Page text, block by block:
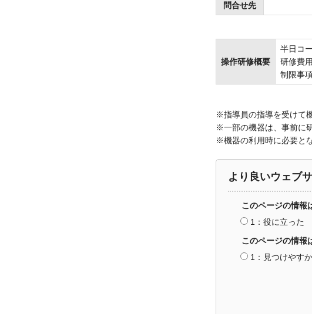
問合せ先
操作研修概要
半日コ
研修費
制限事
※指導員の指導を受けて
※一部の機器は、事前に
※機器の利用時に必要と
より良いウェブ
このページの情報
1：役に立った
このページの情報
1：見つけやす